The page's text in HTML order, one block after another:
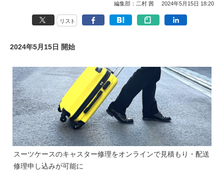
編集部：二村 茜 2024年5月15日 18:20
リスト
2024年5月15日 開始
スーツケースのキャスター修理をオンラインで見積もり・配送
修理申し込みが可能に